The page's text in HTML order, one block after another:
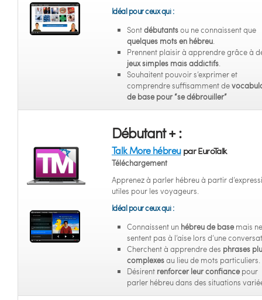
Idéal pour ceux qui :
Sontdébutantsou ne connaissent que
quelques mots en hébreu.
Prennent plaisir à apprendre grâce à
jeux simples mais addictifs.
Souhaitent pouvoir s’exprimer et
comprendre suffisamment de
de base pour “se débrouiller”
Débutant + :
Talk More hébreupar EuroTalk
Téléchargement
Apprenez à parler hébreu à partir
utiles pour les voyageurs.
Idéal pour ceux qui :
Connaissent un hébreu de basemais
sentent pas à l’aise lors d’une
Cherchent à apprendre des phrases
complexesau lieu de mots particuliers.
Désirent renforcer leur confiancepour
parler hébreu dans des situations